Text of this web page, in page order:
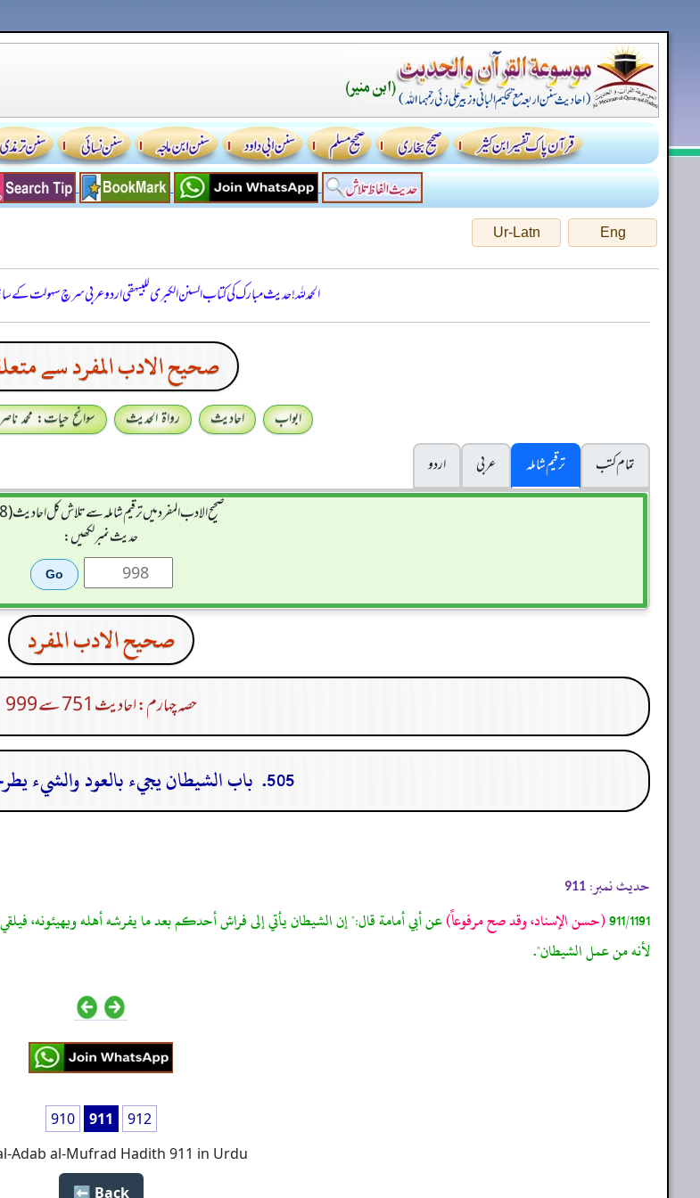
Eng
Ur-Latn
الحمدللہ! حدیث مبارک کی کتاب السنن الكبرى للبيهقي اردو عربی سرچ سہولت کے
صحيح الادب المفرد سے
ابواب احادیث رواۃ الحدیث
سوانح حیات: محمد ناصر
تمام کتب
ترقیم شاملہ عربی
اردو
صحيح الادب المفرد میں ترقیم شاملہ سے تلاش کل احادیث (998)
حدیث نمبر لکھیں:
صحيح الادب المفرد
حصہ چہارم: احادیث 751 سے 999
505. باب الشيطان يجيء بالعود والشيء يطرحه على الفراش
حدیث نمبر: 911
911/1191(حسن الإسناد، وقد صح مرفوعاً)عن أبي أمامة قال:" إن الشيطان يأتي إلى فراش أحدكم بعد ما يفرشه أهله ويهيئونه،
لأنه من عمل الشيطان".
910 911
912
Adab al-Mufrad Hadith 911 in Urdu
Back ⬅️